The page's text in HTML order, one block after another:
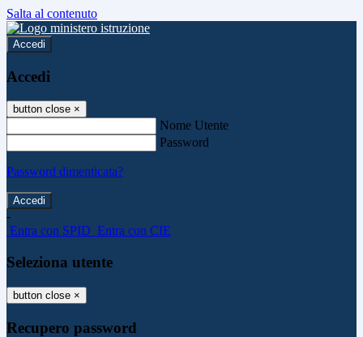
Salta al contenuto
Accedi
Accedi
button close ×
Nome Utente
Password
Password dimenticata?
-
Entra con SPID Entra con CIE
Seleziona utente
button close ×
Recupero password